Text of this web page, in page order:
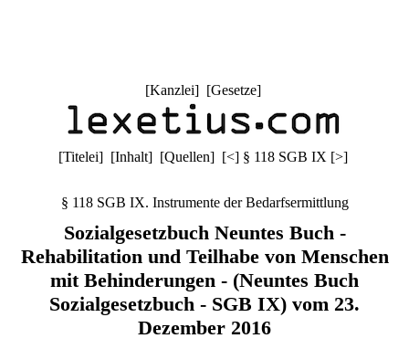
[Kanzlei] [Gesetze]
[Titelei] [Inhalt] [Quellen] [<] § 118 SGB IX [>]
§ 118 SGB IX. Instrumente der Bedarfsermittlung
Sozialgesetzbuch Neuntes Buch -
Rehabilitation und Teilhabe von Menschen
mit Behinderungen - (Neuntes Buch
Sozialgesetzbuch - SGB IX) vom 23.
Dezember 2016